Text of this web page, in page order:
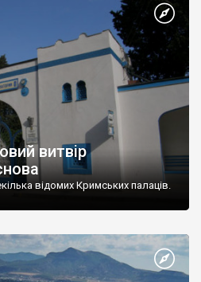
витвір
відомих Кримських палаців.